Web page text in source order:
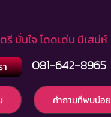
มั่นใจ โดดเด่น มีเสน่ห์
081-642-8965
คำถามที่พบบ่อย